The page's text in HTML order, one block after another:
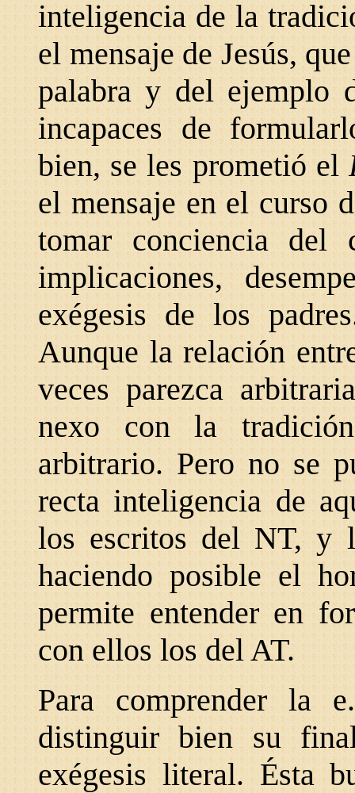
inteligencia de la
el mensaje de Jesús,
palabra y del ejemplo
incapaces de
bien, se les prometió el
el mensaje en el curso
tomar conciencia
implicaciones,
exégesis de los
Aunque la relación
veces parezca
nexo con la
arbitrario. Pero no se
recta inteligencia de
los escritos del NT, y
haciendo posible el
permite entender en
con ellos los del AT.
Para comprender la
distinguir bien su
exégesis literal. Ésta